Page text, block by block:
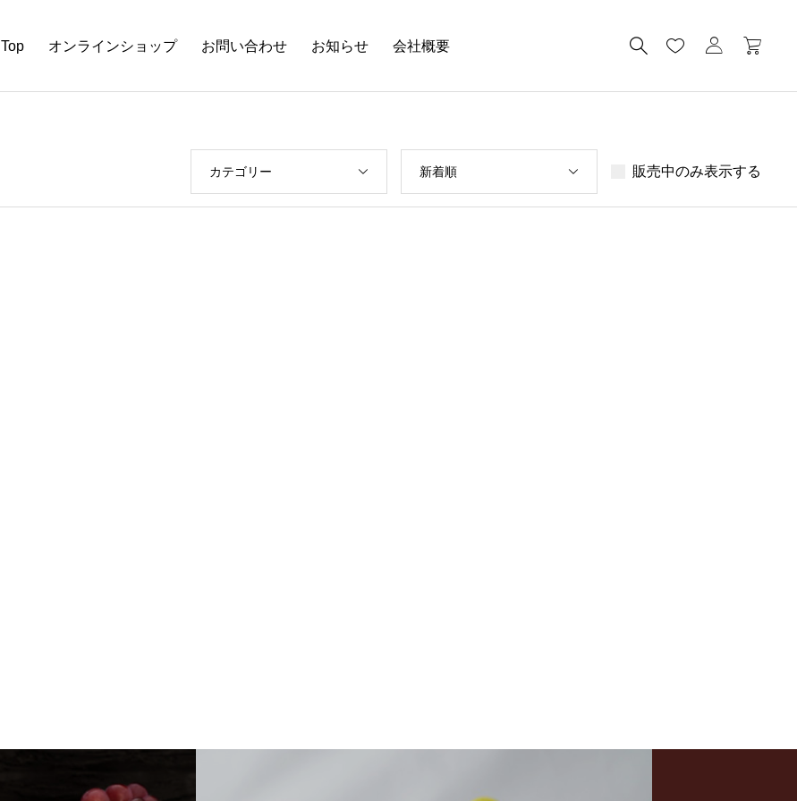
Top オンラインショップ お問い合わせ お知らせ 会社概要
カテゴリー 新着順 販売中のみ表示する